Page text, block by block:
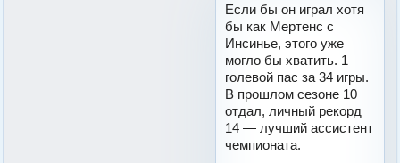
Если бы он играл хотя
бы как Мертенс с
Инсинье, этого уже
могло бы хватить. 1
голевой пас за 34 игры.
В прошлом сезоне 10
отдал, личный рекорд
14 — лучший ассистент
чемпионата.